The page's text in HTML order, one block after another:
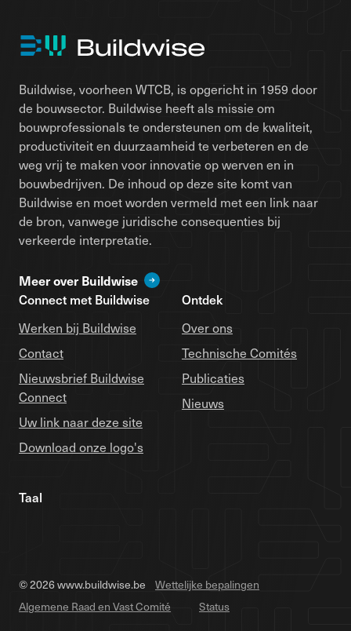
Buildwise, voorheen WTCB, is opgericht in 1959 door
de bouwsector. Buildwise heeft als missie om
bouwprofessionals te ondersteunen om de kwaliteit,
productiviteit en duurzaamheid te verbeteren en de
weg vrij te maken voor innovatie op werven en in
bouwbedrijven. De inhoud op deze site komt van
Buildwise en moet worden vermeld met een link naar
de bron, vanwege juridische consequenties bij
verkeerde interpretatie.
Meer over Buildwise
Connect met Buildwise
Werken bij Buildwise
Contact
Nieuwsbrief Buildwise
Connect
Uw link naar deze site
Download onze logo's
Ontdek
Over ons
Technische Comités
Publicaties
Nieuws
Taal
© 2026 www.buildwise.be
Wettelijke bepalingen
Algemene Raad en Vast Comité
Status